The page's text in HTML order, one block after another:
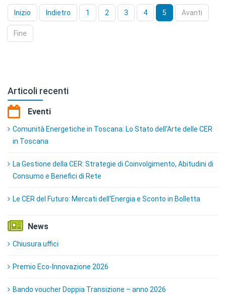
Inizio Indietro 1 2 3 4 5 Avanti
Fine
Articoli recenti
Eventi
Comunità Energetiche in Toscana: Lo Stato dell'Arte delle CER
in Toscana
La Gestione della CER: Strategie di Coinvolgimento, Abitudini di
Consumo e Benefici di Rete
Le CER del Futuro: Mercati dell'Energia e Sconto in Bolletta
News
Chiusura uffici
Premio Eco-Innovazione 2026
Bando voucher Doppia Transizione – anno 2026